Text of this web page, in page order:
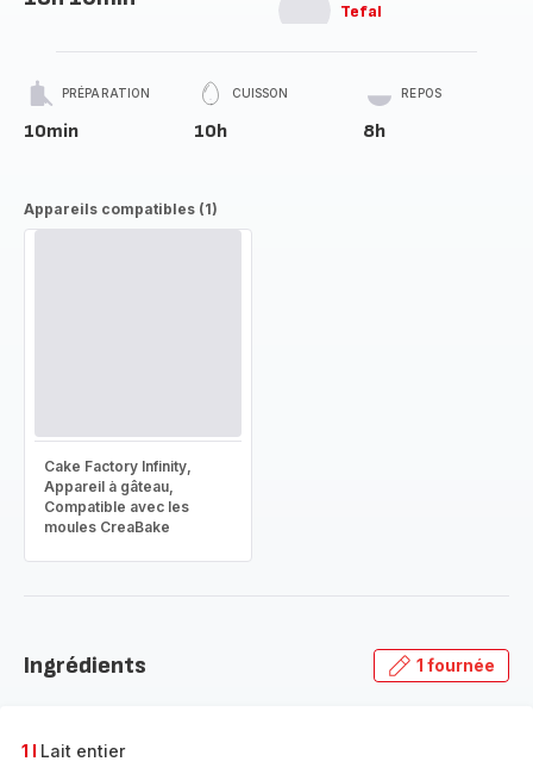
Tefal
PRÉPARATION
10min
CUISSON
10h
REPOS
8h
Appareils compatibles (1)
Cake Factory Infinity,
Appareil à gâteau,
Compatible avec les
moules CreaBake
Ingrédients 1 fournée
1 l Lait entier